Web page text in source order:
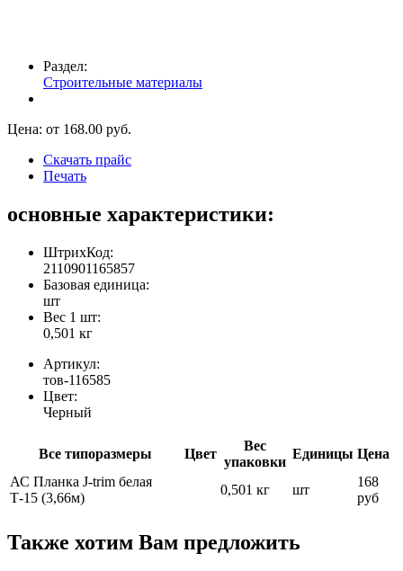
Раздел:
Строительные материалы
Цена: от 168.00 руб.
Скачать прайс
Печать
основные характеристики:
ШтрихКод:
2110901165857
Базовая единица:
шт
Вес 1 шт:
0,501 кг
Артикул:
тов-116585
Цвет:
Черный
Все типоразмеры Цвет
Вес
упаковки
Единицы Цена
АС Планка J-trim белая
Т-15 (3,66м)
0,501 кг шт
168
руб
Также хотим Вам предложить